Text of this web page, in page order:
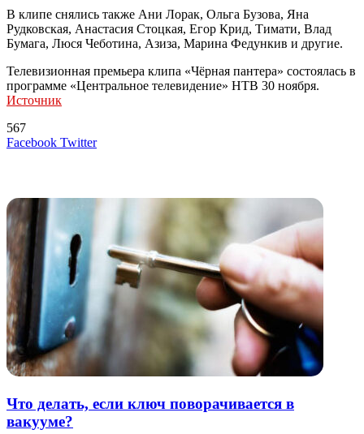
В клипе снялись также Ани Лорак, Ольга Бузова, Яна
Рудковская, Анастасия Стоцкая, Егор Крид, Тимати, Влад
Бумага, Люся Чеботина, Азиза, Марина Федункив и другие.
Телевизионная премьера клипа «Чёрная пантера» состоялась в
программе «Центральное телевидение» НТВ 30 ноября.
Источник
567
Facebook TwitterLinkedIn
Tumblr
Reddit
Вконтакте
Одноклассники
Skype
Messenger
Messenger
WhatsApp
Telegram
Viber
Line
Поделиться
Печатать
Что делать, если ключ поворачивается в
вакууме?